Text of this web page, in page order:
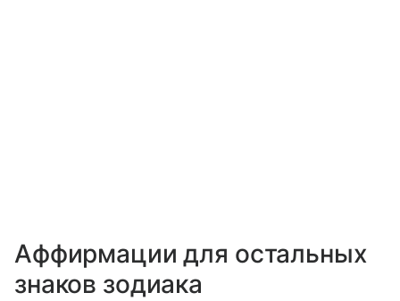
Аффирмации для остальных
знаков зодиака